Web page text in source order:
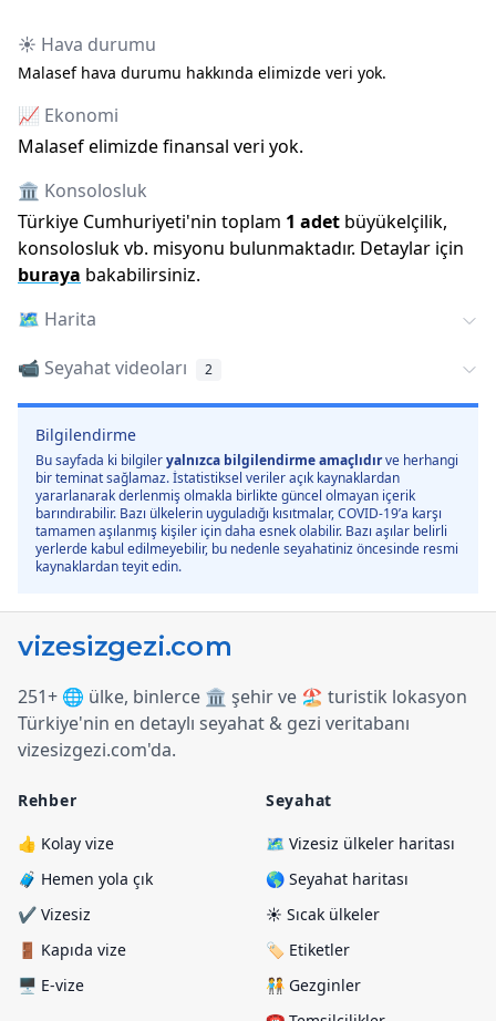
☀️ Hava durumu
Malasef hava durumu hakkında elimizde veri yok.
📈 Ekonomi
Malasef elimizde finansal veri yok.
🏛️ Konsolosluk
Türkiye Cumhuriyeti'nin toplam 1 adet büyükelçilik,
konsolosluk vb. misyonu bulunmaktadır. Detaylar için
buraya bakabilirsiniz.
🗺️ Harita
📹 Seyahat videoları
2
Bilgilendirme
Bu sayfada ki bilgileryalnızca bilgilendirme amaçlıdırve herhangi
bir teminat sağlamaz. İstatistiksel veriler açık kaynaklardan
yararlanarak derlenmiş olmakla birlikte güncel olmayan içerik
barındırabilir. Bazı ülkelerin uyguladığı kısıtmalar, COVID-19’a karşı
tamamen aşılanmış kişiler için daha esnek olabilir. Bazı aşılar belirli
yerlerde kabul edilmeyebilir, bu nedenle seyahatiniz öncesinde resmi
kaynaklardan teyit edin.
251+ 🌐 ülke, binlerce 🏛️ şehir ve 🏖️ turistik lokasyon
Türkiye'nin en detaylı seyahat & gezi veritabanı
vizesizgezi.com'da.
Rehber
👍 Kolay vize
🧳 Hemen yola çık
✔️ Vizesiz
🚪 Kapıda vize
🖥️ E-vize
Seyahat
🗺️ Vizesiz ülkeler haritası
🌎 Seyahat haritası
☀️ Sıcak ülkeler
🏷️ Etiketler
🧑‍🤝‍🧑 Gezginler